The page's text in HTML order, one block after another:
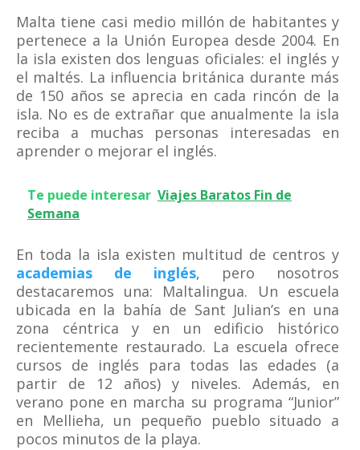
Malta tiene casi medio millón de habitantes y
pertenece a la Unión Europea desde 2004. En
la isla existen dos lenguas oficiales: el inglés y
el maltés. La influencia británica durante más
de 150 años se aprecia en cada rincón de la
isla. No es de extrañar que anualmente la isla
reciba a muchas personas interesadas en
aprender o mejorar el inglés.
Te puede interesar Viajes Baratos Fin de
Semana
En toda la isla existen multitud de centros y
academias de inglés, pero nosotros
destacaremos una: Maltalingua. Un escuela
ubicada en la bahía de Sant Julian’s en una
zona céntrica y en un edificio histórico
recientemente restaurado. La escuela ofrece
cursos de inglés para todas las edades (a
partir de 12 años) y niveles. Además, en
verano pone en marcha su programa “Junior”
en Mellieha, un pequeño pueblo situado a
pocos minutos de la playa.